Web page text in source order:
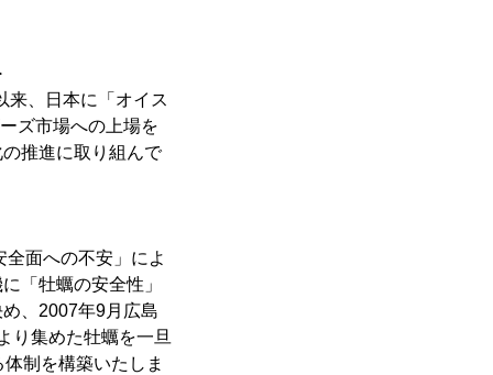
来、日本に「オイス
ズ市場への上場を
推進に取り組んで
面への不安」によ
「牡蠣の安全性」
、2007年9月広島
り集めた牡蠣を一旦
制を構築いたしま